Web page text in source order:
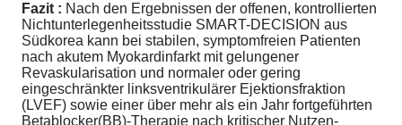
Fazit : Nach den Ergebnissen der offenen, kontrollierten
Nichtunterlegenheitsstudie SMART-DECISION aus
Südkorea kann bei stabilen, symptomfreien Patienten
nach akutem Myokardinfarkt mit gelungener
Revaskularisation und normaler oder gering
eingeschränkter linksventrikulärer Ejektionsfraktion
(LVEF) sowie einer über mehr als ein Jahr fortgeführten
Betablocker(BB)-Therapie nach kritischer Nutzen-